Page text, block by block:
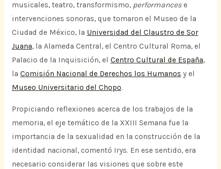
musicales, teatro, transformismo, performancese
intervenciones sonoras, que tomaron el Museo de la
Ciudad de México, la Universidad del Claustro de Sor
Juana, la Alameda Central, el Centro Cultural Roma, el
Palacio de la Inquisición, el Centro Cultural de España,
la Comisión Nacional de Derechos los Humanos y el
Museo Universitario del Chopo.
Propiciando reflexiones acerca de los trabajos de la
memoria, el eje temático de la XXIII Semana fue la
importancia de la sexualidad en la construcción de la
identidad nacional, comentó Irys. En ese sentido, era
necesario considerar las visiones que sobre este